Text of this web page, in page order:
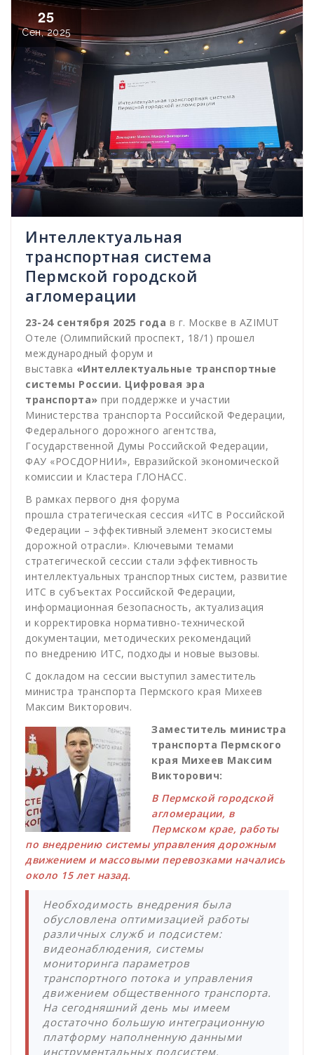
25
Сен, 2025
Интеллектуальная
транспортная система
Пермской городской
агломерации
23-24 сентября 2025 года в г. Москве в AZIMUT
Отеле (Олимпийский проспект, 18/1) прошел
международный форум и
выставка «Интеллектуальные транспортные
системы России. Цифровая эра
транспорта» при поддержке и участии
Министерства транспорта Российской Федерации,
Федерального дорожного агентства,
Государственной Думы Российской Федерации,
ФАУ «РОСДОРНИИ», Евразийской экономической
комиссии и Кластера ГЛОНАСС.
В рамках первого дня форума
прошла стратегическая сессия «ИТС в Российской
Федерации – эффективный элемент экосистемы
дорожной отрасли». Ключевыми темами
стратегической сессии стали эффективность
интеллектуальных транспортных систем, развитие
ИТС в субъектах Российской Федерации,
информационная безопасность, актуализация
и корректировка нормативно-технической
документации, методических рекомендаций
по внедрению ИТС, подходы и новые вызовы.
С докладом на сессии выступил заместитель
министра транспорта Пермского края Михеев
Максим Викторович.
Заместитель министра
транспорта Пермского
края Михеев Максим
Викторович:
В Пермской городской
агломерации, в
Пермском крае, работы
по внедрению системы управления дорожным
движением и массовыми перевозками начались
около 15 лет назад.
Необходимость внедрения была
обусловлена оптимизацией работы
различных служб и подсистем:
видеонаблюдения, системы
мониторинга параметров
транспортного потока и управления
движением общественного транспорта.
На сегодняшний день мы имеем
достаточно большую интеграционную
платформу наполненную данными
инструментальных подсистем.